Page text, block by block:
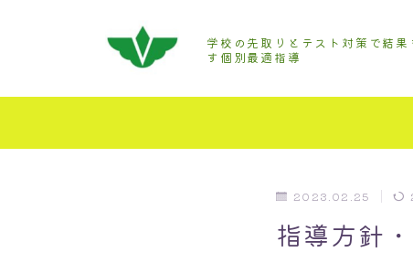
学校の先取りとテスト対策で結果
す個別最適指導
2023.02.25
指導方針